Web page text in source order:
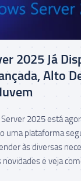
2025 Já
Alto
2025 está
uma plataforma
às diversas
e veja